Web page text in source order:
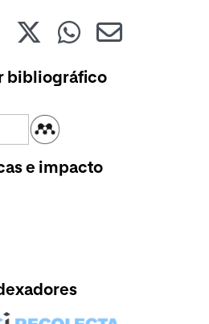
bibliográfico
e impacto